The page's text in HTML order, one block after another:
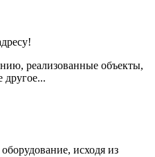
реализованные объекты,
другое...
исходя из